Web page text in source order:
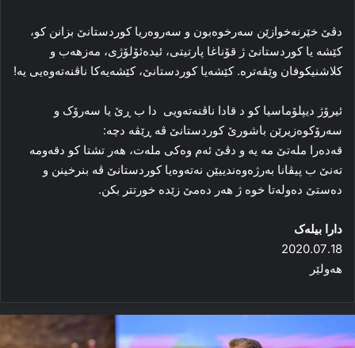
دڤێ خێرنه‌خوازێن سه‌رخوه‌بون و سه‌روه‌ریا کوردستانێ بزانن كو،
کێشه‌ یا کوردستانێ ژ قۆناغا پارتیتی، ئیده‌ئۆلۆژی، مه‌زهه‌ب و
كلاشنیكوفان وێڤه‌تره‌. کێشەیا کوردستانێ، کێشه‌یه‌كا‌ ناڤنه‌ته‌وه‌یی یه‌!
ئیرۆژ دیپلۆماسیا کو د قادا ناڤنه‌ته‌ویی ‌ دا‌ ب ڕێ یا سه‌رۆک و
سه‌رۆکوه‌زیرێن باشورێ کوردستانێ ڤه‌ ڕێڤه‌ دچه‌:
قه‌ده‌را مله‌تێ مه‌ یه‌ و دڤێ ئه‌م وه‌کی مله‌ت، هه‌ر تشتا کو دقه‌ومه‌
ته‌نێ ب پیڤانا به‌رژه‌وه‌ندییێن نه‌ته‌وه‌یا کوردستانێ ڤه‌ بنرخینن و
ده‌ستێ ده‌وله‌تا خوه‌ ژ هه‌ر ده‌مێ زێده‌ خورتتر بکن.
دارا بیله‌ک
2020.07.18
ھەولێر